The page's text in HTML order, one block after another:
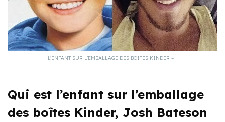
L’ENFANT SUR L’EMBALLAGE DES BOITES KINDER –
Qui est l’enfant sur l’emballage
des boîtes Kinder, Josh Bateson